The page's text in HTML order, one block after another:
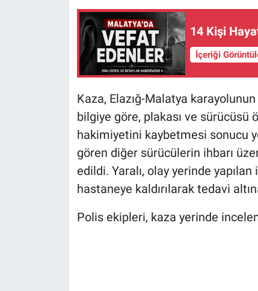
14 Kişi
İçeriği
Kaza, Elazığ-Malatya
bilgiye göre, plakası ve sürücüsü
hakimiyetini kaybetmesi sonucu
gören diğer sürücülerin ihbarı
edildi. Yaralı, olay yerinde
hastaneye kaldırılarak tedavi
Polis ekipleri, kaza yerinde